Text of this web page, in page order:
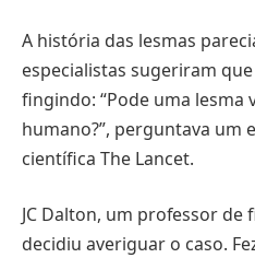
A história das lesmas
especialistas sugeriram
fingindo: “Pode uma lesma
humano?”, perguntava um
científica The Lancet.
JC Dalton, um professor de
decidiu averiguar o caso.